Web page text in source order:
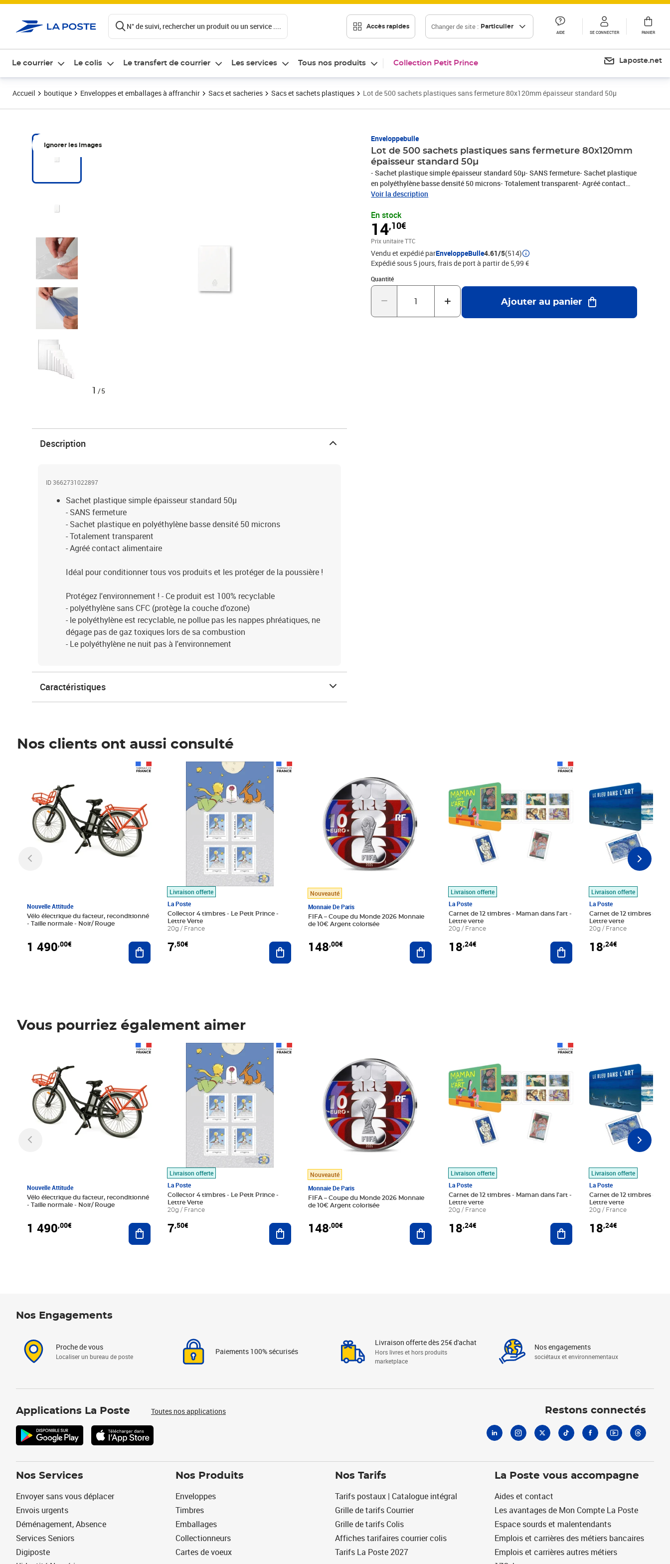
N° de suivi, rechercher un produit ou un service .... Accès rapides Changer de site : Particulier
AIDE SE CONNECTER PANIER
Le courrier Le colis Le transfert de courrier Les services Tous nos produits Collection Petit Prince Laposte.net
Accueil boutique Enveloppes et emballages à affranchir Sacs et sacheries Sacs et sachets plastiques Lot de 500 sachets plastiques sans fermeture 80x120mm épaisseur standard 50µ
Ignorer les images
1 /5
Enveloppebulle
Lot de 500 sachets plastiques sans fermeture 80x120mm
épaisseur standard 50µ
- Sachet plastique simple épaisseur standard 50µ- SANS fermeture- Sachet plastique
en polyéthylène basse densité 50 microns- Totalement transparent- Agréé contact
alimentaireIdéal pour conditionner tous vos produits et les protéger de la poussière
(protège la couche d'ozone)- le polyéthylène est recyclable, ne pollue pas les nappes
phréatiques, ne dégage pas de gaz toxiques lors de sa combustion- Le polyéthylène
ne nuit pas à l'environnement
Voir la description
En stock
14,10€
Prix 14,10€
Prix unitaire TTC
Vendu et expédié parEnveloppeBulle4.61/5(514)
Expédié sous 5 jours, frais de port à partir de 5,99 €
Quantité
Quantité : 1
Ajouter au panier
Description
ID 3662731022897
Sachet plastique simple épaisseur standard 50µ
- SANS fermeture
- Sachet plastique en polyéthylène basse densité 50 microns
- Totalement transparent
- Agréé contact alimentaire
Idéal pour conditionner tous vos produits et les protéger de la poussière !
Protégez l'environnement ! - Ce produit est 100% recyclable
- polyéthylène sans CFC (protège la couche d'ozone)
- le polyéthylène est recyclable, ne pollue pas les nappes phréatiques, ne
dégage pas de gaz toxiques lors de sa combustion
- Le polyéthylène ne nuit pas à l'environnement
Caractéristiques
Nos clients ont aussi consulté
Nouvelle Attitude
Vélo électrique du facteur, reconditionné
- Taille normale - Noir/ Rouge
1 490,00€ Ajouter au panier
Livraison offerte
La Poste
Collector 4 timbres - Le Petit Prince -
Lettre Verte
20g / France
7,50€
Prix 7,50€
Ajouter au panier
Nouveauté
Monnaie De Paris
FIFA – Coupe du Monde 2026 Monnaie
de 10€ Argent colorisée
148,00€ Ajouter au panier
Livraison offerte
La Poste
Carnet de 12 timbres - Maman dans l'art -
Lettre verte
20g / France
18,24€ Ajouter au panier
Livraison offerte
La Poste
Carnet de 12 timbres - Le
Lettre verte
20g / France
18,24€
Vous pourriez également aimer
Nouvelle Attitude
Vélo électrique du facteur, reconditionné
- Taille normale - Noir/ Rouge
1 490,00€ Ajouter au panier
Livraison offerte
La Poste
Collector 4 timbres - Le Petit Prince -
Lettre Verte
20g / France
7,50€
Prix 7,50€
Ajouter au panier
Nouveauté
Monnaie De Paris
FIFA – Coupe du Monde 2026 Monnaie
de 10€ Argent colorisée
148,00€ Ajouter au panier
Livraison offerte
La Poste
Carnet de 12 timbres - Maman dans l'art -
Lettre verte
20g / France
18,24€ Ajouter au panier
Livraison offerte
La Poste
Carnet de 12 timbres - Le
Lettre verte
20g / France
18,24€
Nos Engagements
Proche de vous
Localiser un bureau de poste
Paiements 100% sécurisés
Livraison offerte dès 25€ d'achat
Hors livres et hors produits
marketplace
Nos engagements
sociétaux et environnementaux
Applications La Poste Toutes nos applications Restons connectés
Nos Services
Envoyer sans vous déplacer
Envois urgents
Déménagement, Absence
Services Seniors
Digiposte
Nos Produits
Enveloppes
Timbres
Emballages
Collectionneurs
Cartes de voeux
Nos Tarifs
Tarifs postaux | Catalogue intégral
Grille de tarifs Courrier
Grille de tarifs Colis
Affiches tarifaires courrier colis
Tarifs La Poste 2027
La Poste vous accompagne
Aides et contact
Les avantages de Mon Compte La Poste
Espace sourds et malentendants
Emplois et carrières des métiers bancaires
Emplois et carrières autres métiers